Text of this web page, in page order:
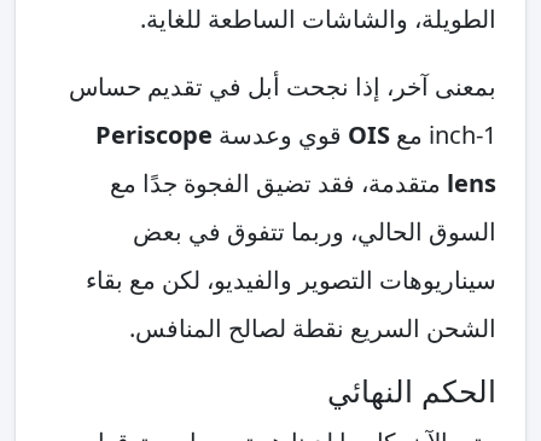
الطويلة، والشاشات الساطعة للغاية.
بمعنى آخر، إذا نجحت أبل في تقديم حساس
1-inch مع
OIS قوي وعدسة Periscope
lens متقدمة، فقد تضيق الفجوة جدًا مع
السوق الحالي، وربما تتفوق في بعض
سيناريوهات التصوير والفيديو، لكن مع بقاء
الشحن السريع نقطة لصالح المنافس.
الحكم النهائي